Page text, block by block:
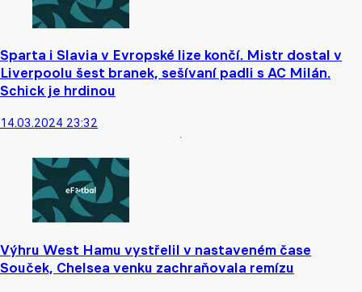
Sparta i Slavia v Evropské lize končí. Mistr dostal v
Liverpoolu šest branek, sešívaní padli s AC Milán.
Schick je hrdinou
14.03.2024 23:32
Výhru West Hamu vystřelil v nastaveném čase
Souček, Chelsea venku zachraňovala remízu